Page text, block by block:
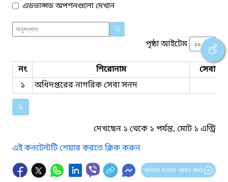
এডভান্সড অপশনগুলো দেখান
পৃষ্ঠা আইটেম
নং শিরোনাম
সেবার
১
অধিদপ্তরের নাগরিক সেবা সনদ
১
দেখছেন ১ থেকে ১ পর্যন্ত, মোট ১ এন্ট্রি
এই কনটেন্টটি শেয়ার করতে ক্লিক করুন
আপনার মতামত প্রদান করুন